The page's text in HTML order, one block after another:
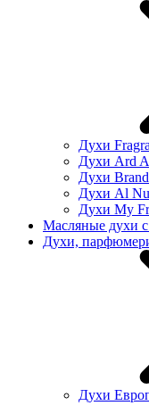
Духи
Духи Ard
Духи
Духи Al
Духи My
Масляные духи
Духи,
Духи